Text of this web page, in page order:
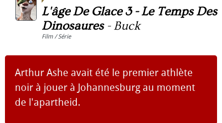
L'âge De Glace 3 - Le Temps Des
Dinosaures- Buck
Film / Série
Arthur Ashe avait été le premier athlète
noir à jouer à Johannesburg au moment
de l'apartheid.